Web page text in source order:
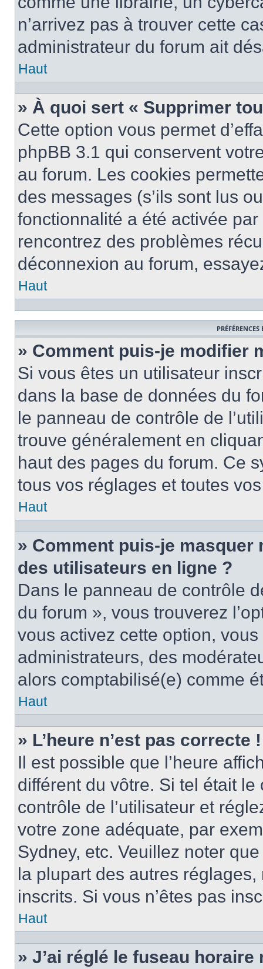
n’arrivez pas à trouver cette
administrateur du forum ait
Haut
» À quoi sert « Supprimer
Cette option vous permet
phpBB 3.1 qui conservent
au forum. Les cookies
des messages (s’ils sont lus
fonctionnalité a été activée
rencontrez des problèmes
déconnexion au forum,
Haut
» Comment puis-je modifier
Si vous êtes un utilisateur
dans la base de données du
le panneau de contrôle de
trouve généralement en
haut des pages du forum. Ce
tous vos réglages et toutes
Haut
» Comment puis-je masquer
des utilisateurs en ligne ?
Dans le panneau de contrôle
du forum », vous trouverez
vous activez cette option,
administrateurs, des
alors comptabilisé(e) comme
Haut
» L’heure n’est pas correcte !
Il est possible que l’heure
différent du vôtre. Si tel était
contrôle de l’utilisateur et
votre zone adéquate, par
Sydney, etc. Veuillez noter
la plupart des autres réglages,
inscrits. Si vous n’êtes pas
Haut
» J’ai réglé le fuseau horaire